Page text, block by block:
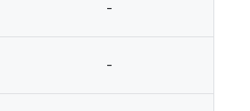
-
-